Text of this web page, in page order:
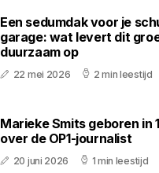
Een sedumdak voor je
garage: wat levert dit
duurzaam op
22 mei 2026 2 min leestijd
Marieke Smits geboren in
over de OP1-journalist
20 juni 2026 1 min leestijd